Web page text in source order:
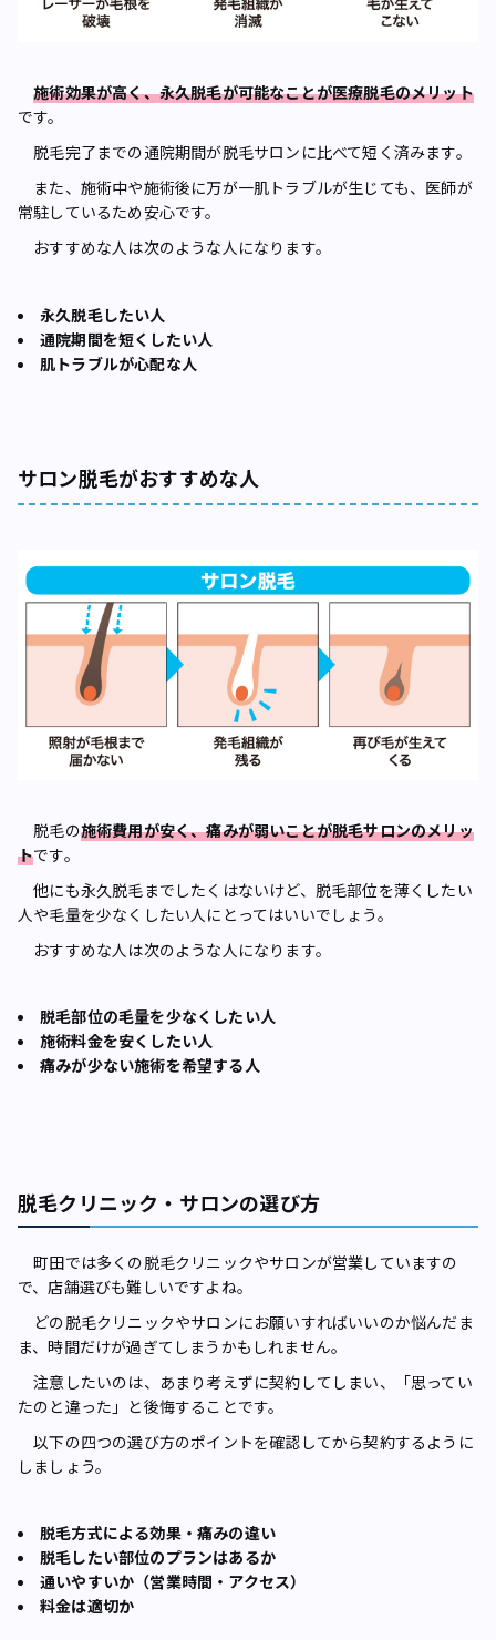
施術効果が高く、永久脱毛が可能なことが医療脱毛のメリット
です。
脱毛完了までの通院期間が脱毛サロンに比べて短く済みます。
また、施術中や施術後に万が一肌トラブルが生じても、医師が
常駐しているため安心です。
おすすめな人は次のような人になります。
永久脱毛したい人
通院期間を短くしたい人
肌トラブルが心配な人
サロン脱毛がおすすめな人
脱毛の施術費用が安く、痛みが弱いことが脱毛サロンのメリッ
トです。
他にも永久脱毛までしたくはないけど、脱毛部位を薄くしたい
人や毛量を少なくしたい人にとってはいいでしょう。
おすすめな人は次のような人になります。
脱毛部位の毛量を少なくしたい人
施術料金を安くしたい人
痛みが少ない施術を希望する人
脱毛クリニック・サロンの選び方
町田では多くの脱毛クリニックやサロンが営業していますの
で、店舗選びも難しいですよね。
どの脱毛クリニックやサロンにお願いすればいいのか悩んだま
ま、時間だけが過ぎてしまうかもしれません。
注意したいのは、あまり考えずに契約してしまい、「思ってい
たのと違った」と後悔することです。
以下の四つの選び方のポイントを確認してから契約するように
しましょう。
脱毛方式による効果・痛みの違い
脱毛したい部位のプランはあるか
通いやすいか（営業時間・アクセス）
料金は適切か